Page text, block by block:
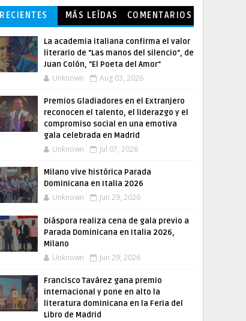
RECIENTES MÁS LEÍDAS COMENTARIOS
La academia italiana confirma el valor
literario de "Las manos del silencio", de
Juan Colón, "El Poeta del Amor"
Unknown Aug 03, 2026
Premios Gladiadores en el Extranjero
reconocen el talento, el liderazgo y el
compromiso social en una emotiva
gala celebrada en Madrid
Unknown Jul 07, 2026
Milano vive histórica Parada
Dominicana en Italia 2026
Unknown Jun 29, 2026
Diáspora realiza cena de gala previo a
Parada Dominicana en Italia 2026,
Milano
Unknown Jun 29, 2026
Francisco Tavárez gana premio
internacional y pone en alto la
literatura dominicana en la Feria del
Libro de Madrid